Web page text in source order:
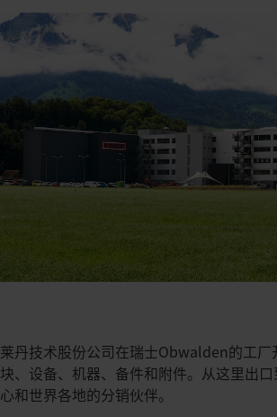
莱丹技术股份公司在瑞士Obwalden的工厂
块、设备、机器、备件和附件。从这里出
心和世界各地的分销伙伴。